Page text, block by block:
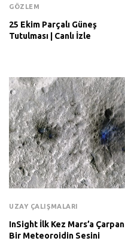
GÖZLEM
25 Ekim Parçalı Güneş
Tutulması | Canlı İzle
UZAY ÇALIŞMALARI
InSight İlk Kez Mars’a Çarpan
Bir Meteoroidin Sesini